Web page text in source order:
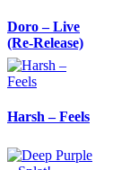
Doro – Live
(Re-Release)
Harsh – Feels